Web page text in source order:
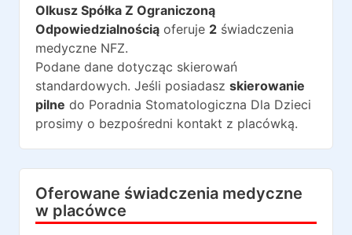
Olkusz Spółka Z Ograniczoną
Odpowiedzialnością oferuje 2 świadczenia
medyczne NFZ.
Podane dane dotycząc skierowań
standardowych. Jeśli posiadasz skierowanie
pilne do Poradnia Stomatologiczna Dla Dzieci
prosimy o bezpośredni kontakt z placówką.
Oferowane świadczenia medyczne
w placówce